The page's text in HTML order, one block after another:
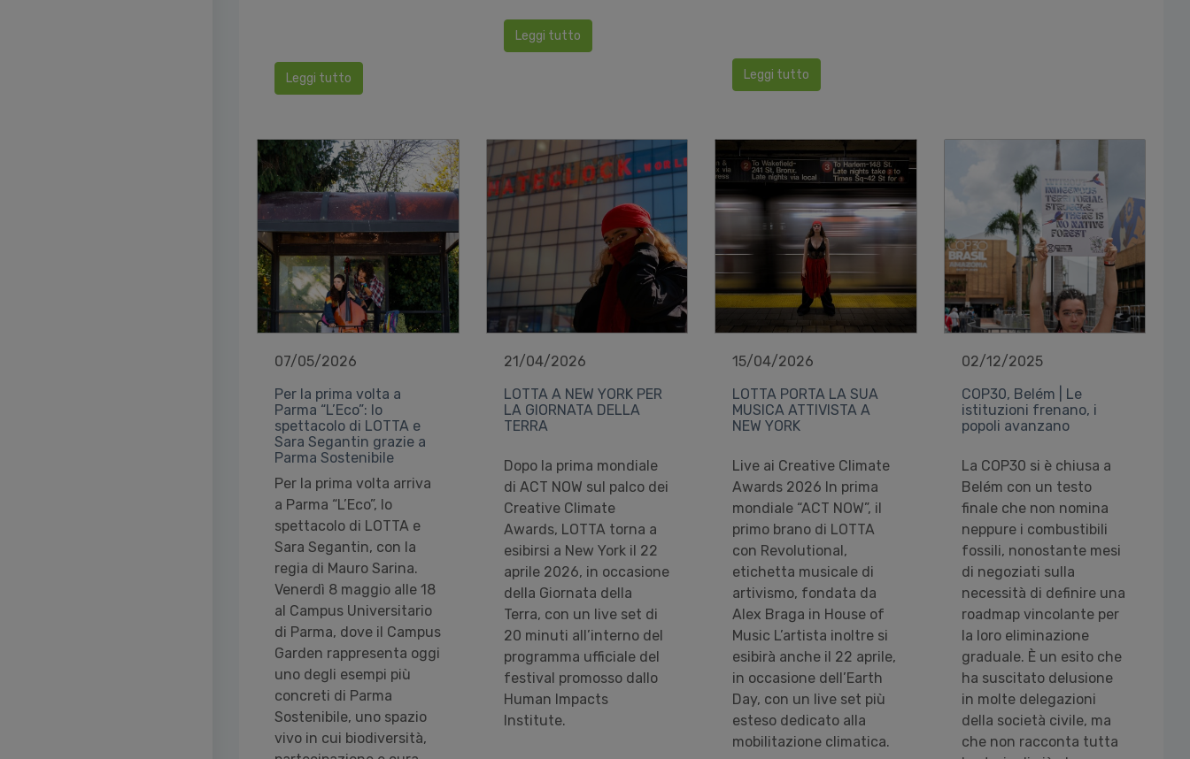
Leggi tutto
Leggi tutto
Leggi tutto
07/05/2026
Per la prima volta a
Parma “L’Eco”: lo
spettacolo di LOTTA e
Sara Segantin grazie a
Parma Sostenibile
Per la prima volta arriva
a Parma “L’Eco”, lo
spettacolo di LOTTA e
Sara Segantin, con la
regia di Mauro Sarina.
Venerdì 8 maggio alle 18
al Campus Universitario
di Parma, dove il Campus
Garden rappresenta oggi
uno degli esempi più
concreti di Parma
Sostenibile, uno spazio
vivo in cui biodiversità,
21/04/2026
LOTTA A NEW YORK PER
LA GIORNATA DELLA
TERRA
Dopo la prima mondiale
di ACT NOW sul palco dei
Creative Climate
Awards, LOTTA torna a
esibirsi a New York il 22
aprile 2026, in occasione
della Giornata della
Terra, con un live set di
20 minuti all’interno del
programma ufficiale del
festival promosso dallo
Human Impacts
Institute.
15/04/2026
LOTTA PORTA LA SUA
MUSICA ATTIVISTA A
NEW YORK
Live ai Creative Climate
Awards 2026 In prima
mondiale “ACT NOW”, il
primo brano di LOTTA
con Revolutional,
etichetta musicale di
artivismo, fondata da
Alex Braga in House of
Music L’artista inoltre si
esibirà anche il 22 aprile,
in occasione dell’Earth
Day, con un live set più
esteso dedicato alla
mobilitazione climatica.
02/12/2025
COP30, Belém | Le
istituzioni frenano, i
popoli avanzano
La COP30 si è chiusa a
Belém con un testo
finale che non nomina
neppure i combustibili
fossili, nonostante mesi
di negoziati sulla
necessità di definire una
roadmap vincolante per
la loro eliminazione
graduale. È un esito che
ha suscitato delusione
in molte delegazioni
della società civile, ma
che non racconta tutta